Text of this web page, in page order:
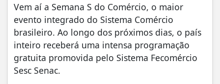
Vem aí a Semana S do Comércio, o maior
evento integrado do Sistema Comércio
brasileiro. Ao longo dos próximos dias, o país
inteiro receberá uma intensa programação
gratuita promovida pelo Sistema Fecomércio
Sesc Senac.